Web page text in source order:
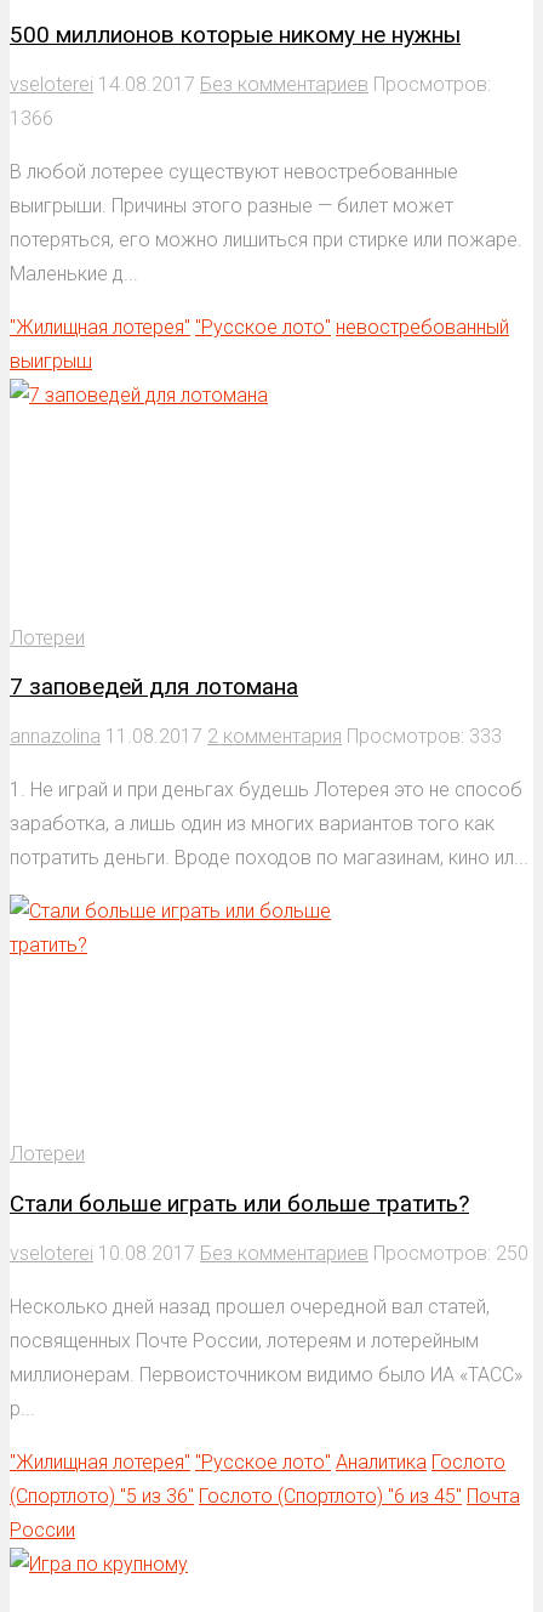
500 миллионов которые никому не нужны
vseloterei 14.08.2017 Без комментариев Просмотров:
1366
В любой лотерее существуют невостребованные
выигрыши. Причины этого разные — билет может
потеряться, его можно лишиться при стирке или пожаре.
Маленькие д...
"Жилищная лотерея" "Русское лото" невостребованный
выигрыш
Лотереи
7 заповедей для лотомана
annazolina 11.08.2017 2 комментария Просмотров: 333
1. Не играй и при деньгах будешь Лотерея это не способ
заработка, а лишь один из многих вариантов того как
потратить деньги. Вроде походов по магазинам, кино ил...
Лотереи
Стали больше играть или больше тратить?
vseloterei 10.08.2017 Без комментариев Просмотров: 250
Несколько дней назад прошел очередной вал статей,
посвященных Почте России, лотереям и лотерейным
миллионерам. Первоисточником видимо было ИА «ТАСС»
р...
"Жилищная лотерея" "Русское лото" Аналитика Гослото
(Спортлото) "5 из 36" Гослото (Спортлото) "6 из 45" Почта
России